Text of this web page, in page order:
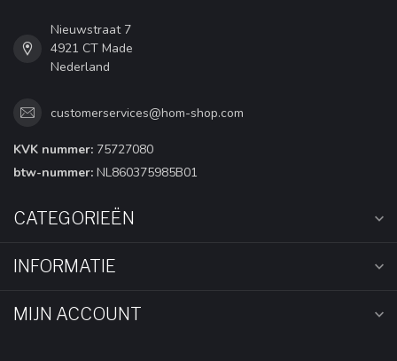
Nieuwstraat 7
4921 CT Made
Nederland
customerservices@hom-shop.com
KVK nummer: 75727080
btw-nummer: NL860375985B01
CATEGORIEËN
INFORMATIE
MIJN ACCOUNT